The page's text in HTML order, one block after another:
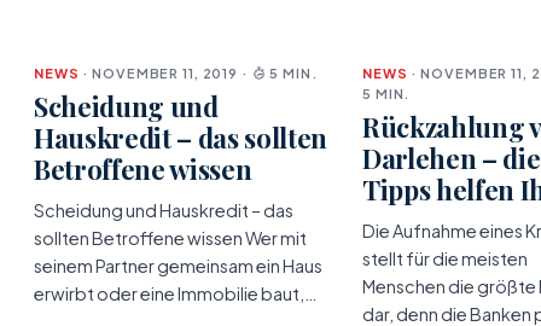
NEWS · NOVEMBER 11, 2019 · 5 MIN.
Scheidung und
Hauskredit – das sollten
Betroffene wissen
Scheidung und Hauskredit – das
sollten Betroffene wissen Wer mit
seinem Partner gemeinsam ein Haus
erwirbt oder eine Immobilie baut,…
NEWS · NOVEMBER 11,
5 MIN.
Rückzahlung
Darlehen –
Tipps helfen
Die Aufnahme eines
stellt für die meisten
Menschen die größte
dar, denn die Banken